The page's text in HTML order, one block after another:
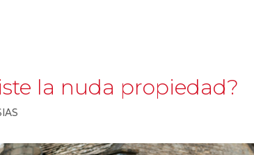
la nuda propiedad?